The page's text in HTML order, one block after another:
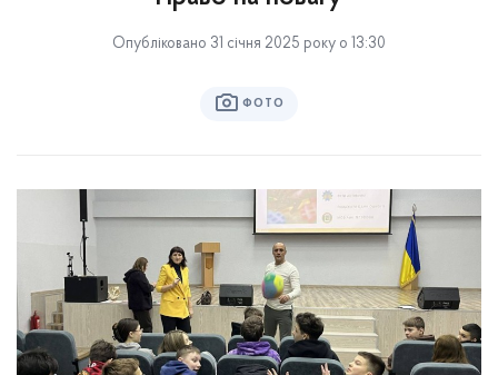
Опубліковано 31 січня 2025 року о 13:30
ФОТО